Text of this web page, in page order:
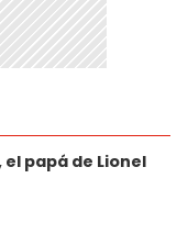
papá de Lionel